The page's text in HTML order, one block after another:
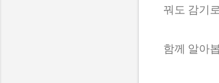
꿔도 감기
함께 알아